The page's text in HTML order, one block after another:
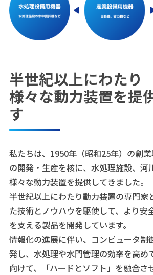
半世紀以上にわたり
様々な動力装置を提
す
私たちは、1950年（昭和25年）の創
の開発・生産を核に、水処理施設、河
様々な動力装置を提供してきました。
半世紀以上にわたり動力装置の専門家
た技術とノウハウを駆使して、より安
を支える製品を開発しています。
情報化の進展に伴い、コンピュータ制
発し、水処理や水門管理の効率を高め
向けて、「ハードとソフト」を融合さ